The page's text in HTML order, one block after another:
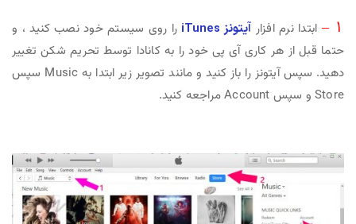
1 – ابتدا نرم افزار آیتونز iTunes
را روی سیستم خود نصب کنید ، و
حتما قبل از هر کاری آی پی خود را به کانادا توسط تحریم شکن تغییر
دهید. سپس آیتونز را باز کنید و مانند تصویر زیر ابتدا به Music سپس
Store و سپس Account مراجعه کنید.